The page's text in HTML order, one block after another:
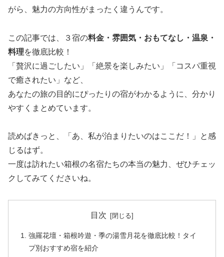
がら、魅力の方向性がまったく違うんです。
この記事では、３宿の料金・雰囲気・おもてなし・温泉・
料理を徹底比較！
「贅沢に過ごしたい」「絶景を楽しみたい」「コスパ重視
で癒されたい」など、
あなたの旅の目的にぴったりの宿がわかるように、分かり
やすくまとめています。
読めばきっと、「あ、私が泊まりたいのはここだ！」と感
じるはず。
一度は訪れたい箱根の名宿たちの本当の魅力、ぜひチェッ
クしてみてくださいね。
目次
強羅花壇・箱根吟遊・季の湯雪月花を徹底比較！タイ
プ別おすすめ宿を紹介